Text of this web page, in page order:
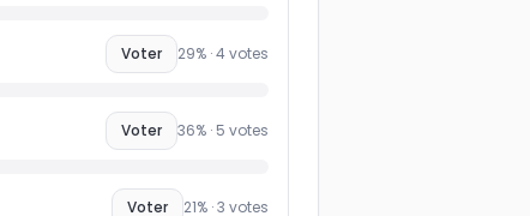
Voter 29% ·4votes
Voter 36% · 5 votes
Voter 21% ·3 votes